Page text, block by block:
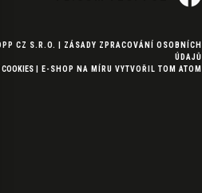
CZ S.R.O. | ZÁSADY ZPRACOVÁNÍ OSOBNÍCH
ÚDAJŮ
COOKIES
E-SHOP NA MÍRU VYTVOŘIL TOM ATOM